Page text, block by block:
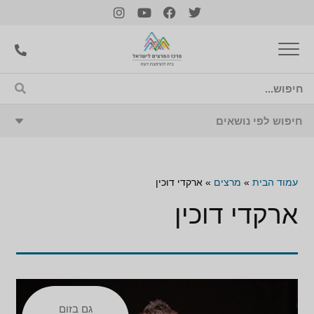
עמוד הבית » מרצים » ארקדי דוכין
ארקדי דוכין
גם בזום